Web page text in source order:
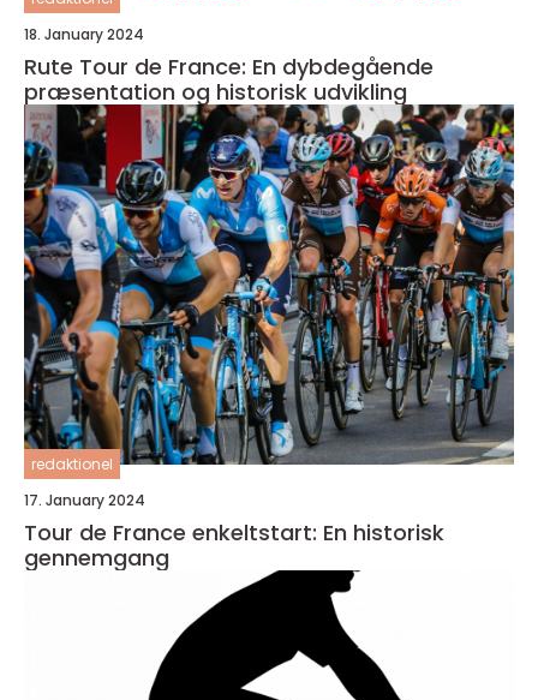
18. January 2024
Rute Tour de France: En dybdegående
præsentation og historisk udvikling
redaktionel
17. January 2024
Tour de France enkeltstart: En historisk
gennemgang